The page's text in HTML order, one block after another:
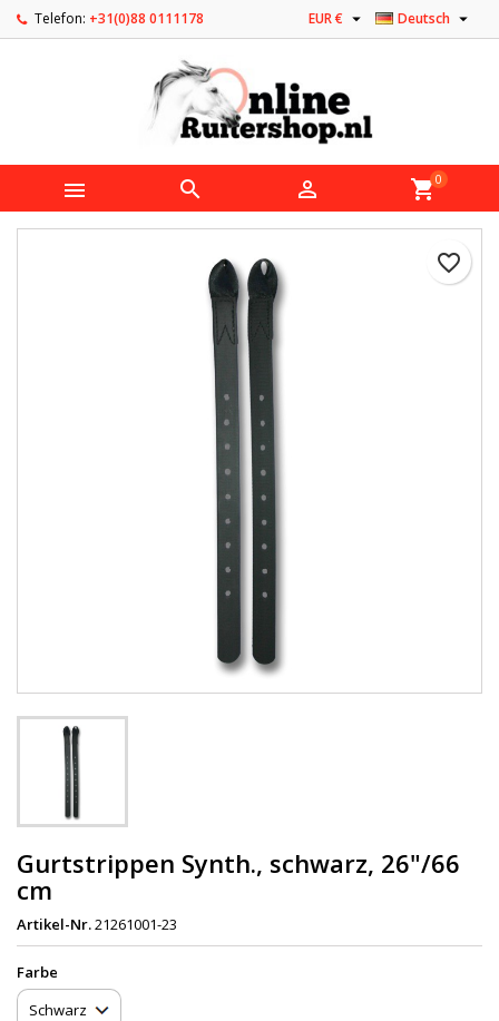
Telefon: +31(0)88 0111178 Deutsch 
EUR € 
   shopping_cart0
favorite_border
Gurtstrippen Synth., schwarz, 26"/66
cm
Artikel-Nr.21261001-23
Farbe